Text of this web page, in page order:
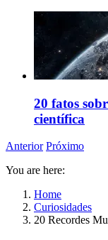
20 fatos
científica
Anterior Próximo
You are here:
Home
Curiosidades
20 Recordes